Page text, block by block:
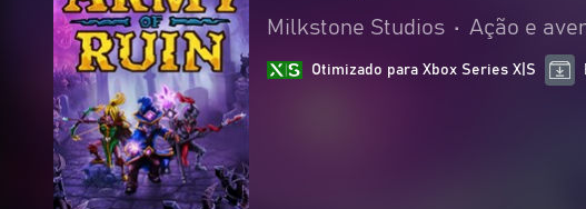
Milkstone Studios • Ação e
Otimizado para Xbox Series X|S